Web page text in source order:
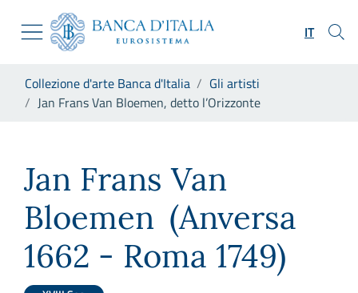
Skip to Main Content
Vai al sito istituzionale
Vai al menu di navigazione
Vai alla ricerca
Vai al footer
IT
Collezione d'arte Banca d'Italia
Gli artisti
Jan Frans Van Bloemen, detto l’Orizzonte
Jan Frans Van
Bloemen (Anversa
1662 - Roma 1749)